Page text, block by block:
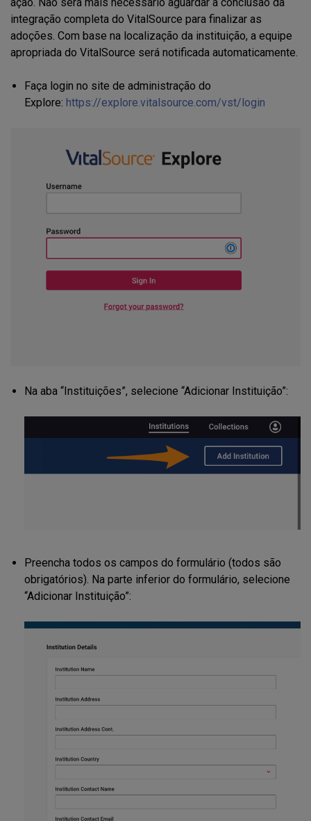
integração completa do VitalSource para finalizar as
adoções. Com base na localização da instituição, a equipe
apropriada do VitalSource será notificada automaticamente.
Faça login no site de administração do
Explore: https://explore.vitalsource.com/vst/login
Na aba “Instituições”, selecione “Adicionar Instituição”:
Preencha todos os campos do formulário (todos são
obrigatórios). Na parte inferior do formulário, selecione
“Adicionar Instituição”: